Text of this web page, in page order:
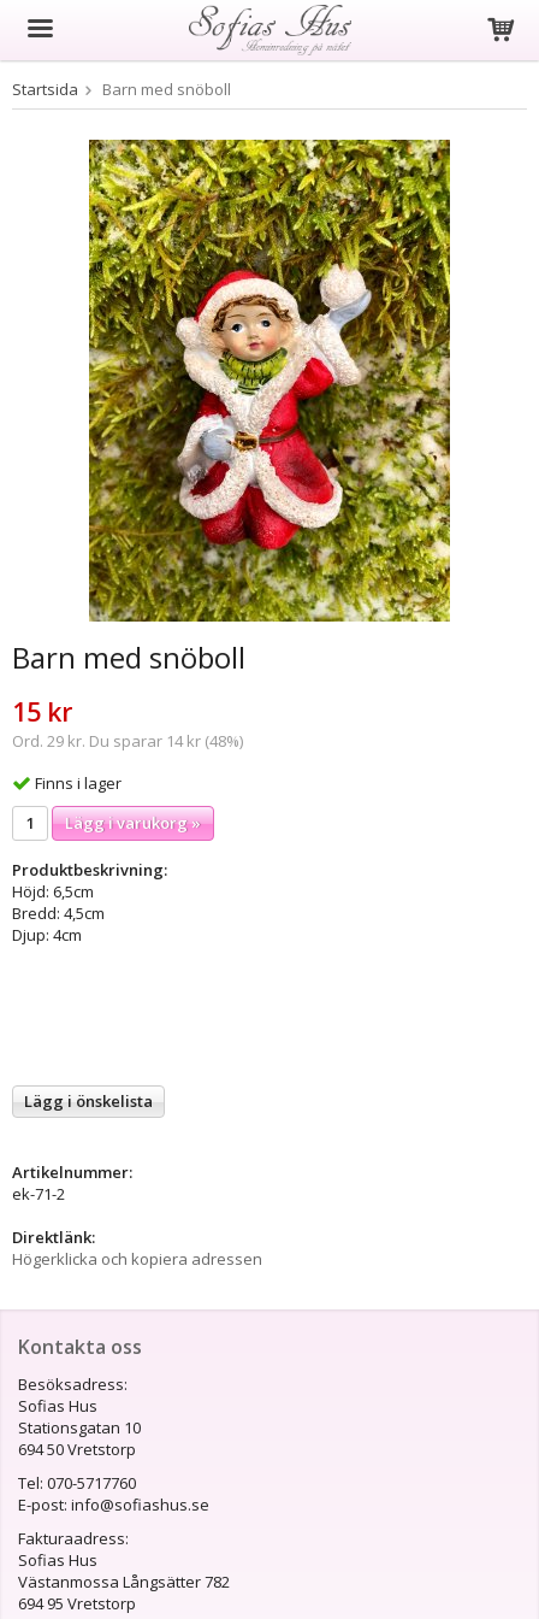
Produkten har blivit tillagd i varukorgen
Startsida Barn med snöboll
Barn med snöboll
15 kr
Ord. 29 kr. Du sparar 14 kr (48%)
Finns i lager
Lägg i varukorg »
Produktbeskrivning:
Höjd: 6,5cm
Bredd: 4,5cm
Djup: 4cm
Lägg i önskelista
Artikelnummer:
ek-71-2
Direktlänk:
Högerklicka och kopiera adressen
Kontakta oss
Besöksadress:
Sofias Hus
Stationsgatan 10
694 50 Vretstorp
Tel: 070-5717760
E-post: info@sofiashus.se
Fakturaadress:
Sofias Hus
Västanmossa Långsätter 782
694 95 Vretstorp